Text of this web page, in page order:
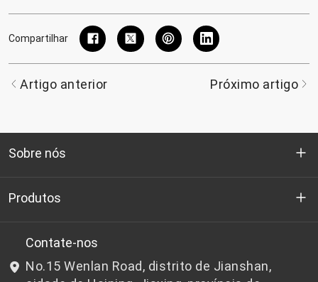
Compartilhar
Artigo anterior Próximo artigo
Sobre nós
Quem somos
P&D
Notícias e Eventos
Produtos
Chips de PET de qualidade para garrafas
Contate-nos
No.15 Wenlan Road, distrito de Jianshan,